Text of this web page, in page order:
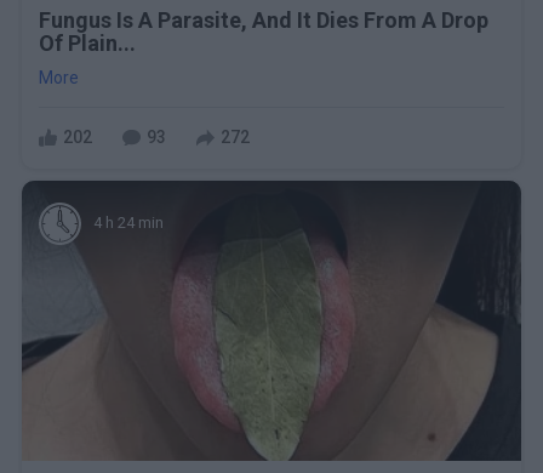
Fungus Is A Parasite, And It Dies From A Drop
Of Plain...
More
202 93 272
4 h 24 min